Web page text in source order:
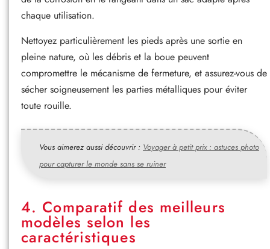
chaque utilisation.
Nettoyez particulièrement les pieds après une sortie en
pleine nature, où les débris et la boue peuvent
compromettre le mécanisme de fermeture, et assurez-vous de
sécher soigneusement les parties métalliques pour éviter
toute rouille.
Vous aimerez aussi découvrir : Voyager à petit prix : astuces photo
pour capturer le monde sans se ruiner
4. Comparatif des meilleurs
modèles selon les
caractéristiques